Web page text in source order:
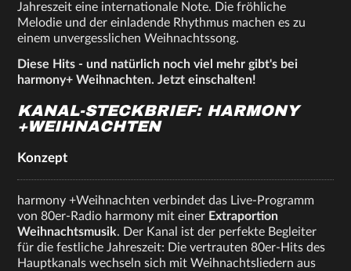
Jahreszeit eine internationale Note. Die fröhliche
Melodie und der einladende Rhythmus machen es zu
einem unvergesslichen Weihnachtssong.
Diese Hits - und natürlich noch viel mehr gibt's bei
harmony+ Weihnachten. Jetzt einschalten!
KANAL-STECKBRIEF: HARMONY
+WEIHNACHTEN
Konzept
harmony +Weihnachten verbindet das Live-Programm
von 80er-Radio harmony mit einer Extraportion
Weihnachtsmusik. Der Kanal ist der perfekte Begleiter
für die festliche Jahreszeit: Die vertrauten 80er-Hits des
Hauptkanals wechseln sich mit Weihnachtsliedern aus